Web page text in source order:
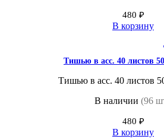
480 ₽
В корзину
Тишью в асс. 40 листов
Тишью в асс. 40 листов
В наличии (96
480 ₽
В корзину